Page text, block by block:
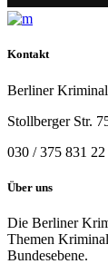
Kontakt
Berliner
Stollberger Str.
030 / 375 831 22
Über uns
Die Berliner
Themen
Bundesebene.